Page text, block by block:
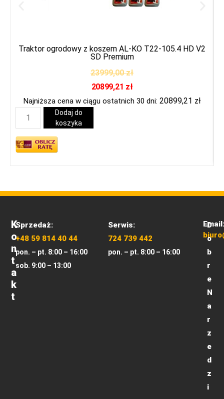
Traktor ogrodowy z koszem AL-KO T22-105.4 HD V2
SD Premium
23999,00zł
20899,21 zł
Najniższa cena w ciągu ostatnich 30 dni: 20899,21 zł
Dodaj do
koszyka
K
O
N
T
A
K
T
Sprzedaż:
+48 59 814 40 44
pon. – pt. 8:00 – 16:00
sob. 9:00 – 13:00
Serwis:
724 739 442
pon. – pt. 8:00 – 16:00
Email:
D
o
b
r
e
N
a
r
z
e
d
z
i